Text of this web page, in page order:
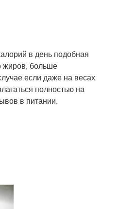
в день подобная
жиров, больше
если даже на весах
полностью на
в питании.